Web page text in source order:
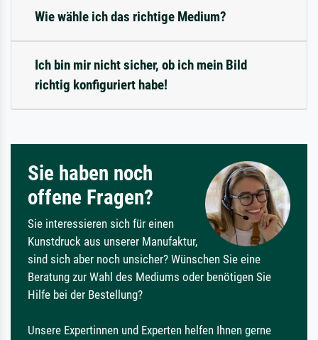
Wie wähle ich das richtige Medium?
Ich bin mir nicht sicher, ob ich mein Bild
richtig konfiguriert habe!
Sie haben noch
offene Fragen?
Sie interessieren sich für einen
Kunstdruck aus unserer Manufaktur,
sind sich aber noch unsicher? Wünschen Sie eine
Beratung zur Wahl des Mediums oder benötigen Sie
Hilfe bei der Bestellung?
Unsere Expertinnen und Experten helfen Ihnen gerne